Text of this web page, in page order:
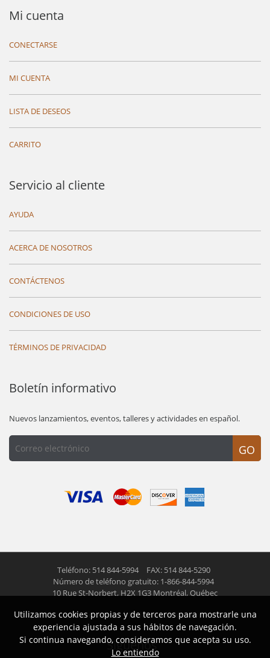
Mi cuenta
CONECTARSE
MI CUENTA
LISTA DE DESEOS
CARRITO
Servicio al cliente
AYUDA
ACERCA DE NOSOTROS
CONTÁCTENOS
CONDICIONES DE USO
TÉRMINOS DE PRIVACIDAD
Boletín informativo
Nuevos lanzamientos, eventos, talleres y actividades en español.
GO
Teléfono: 514 844-5994
FAX: 514 844-5290
Número de teléfono gratuito: 1-866-844-5994
10 Rue St-Norbert, H2X 1G3 Montréal, Québec
© 2026 Las Americas inc. Todos los derechos reservados
Siguenos
Utilizamos cookies propias y de terceros para mostrarle una
experiencia ajustada a sus hábitos de navegación.
Si continua navegando, consideramos que acepta su uso.
Lo entiendo